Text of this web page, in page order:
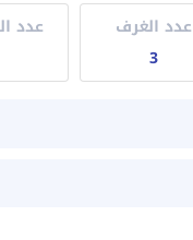
عدد الغرف
3
عدد